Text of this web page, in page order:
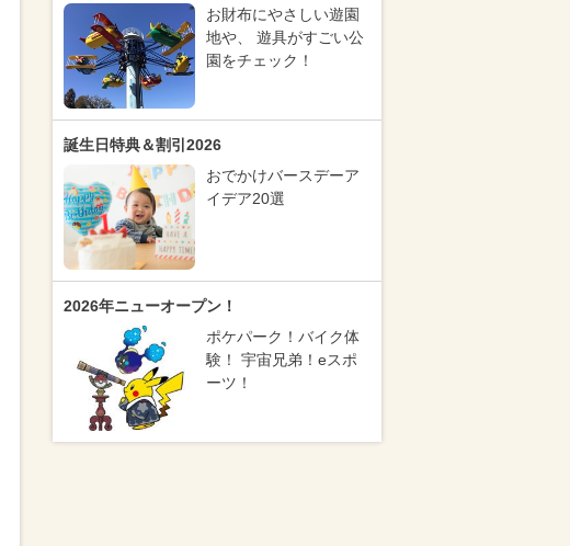
お財布にやさしい遊園
地や、 遊具がすごい公
園をチェック！
誕生日特典＆割引2026
おでかけバースデーア
イデア20選
2026年ニューオープン！
ポケパーク！バイク体
験！ 宇宙兄弟！eスポ
ーツ！